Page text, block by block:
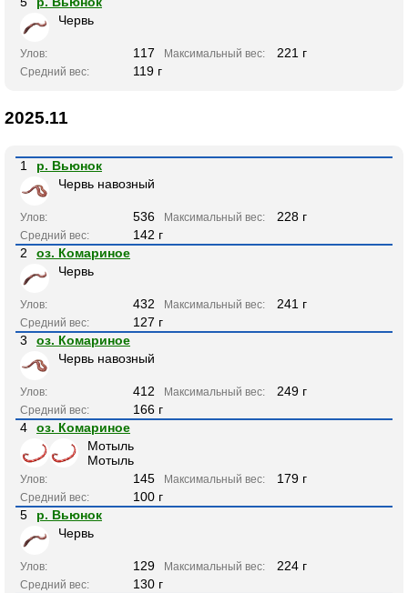
Червь
Улов: 117 Максимальный вес: 221 г
Средний вес: 119 г
2025.11
1
р. Вьюнок
Червь навозный
Улов: 536 Максимальный вес: 228 г
Средний вес:
142 г
2
оз. Комариное
Червь
Улов: 432 Максимальный вес: 241 г
Средний вес:
127 г
3
оз. Комариное
Червь навозный
Улов: 412 Максимальный вес: 249 г
Средний вес:
166 г
4
оз. Комариное
Мотыль
Мотыль
Улов: 145 Максимальный вес: 179 г
Средний вес:
100 г
5
р. Вьюнок
Червь
Улов: 129 Максимальный вес: 224 г
Средний вес:
130 г